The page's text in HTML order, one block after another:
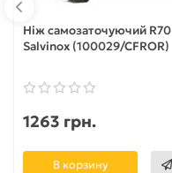
Ніж самозаточуючий R70
Salvinox (100029/CFROR)
1263 грн.
В корзину